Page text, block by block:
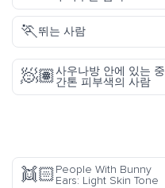
🏃뛰는 사람
🧖🏽사우나방 안에 있는 중
간톤 피부색의 사람
👯🏻People With Bunny
Ears: Light Skin Tone